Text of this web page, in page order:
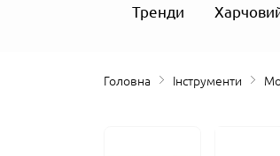
Тренди
Головна Інструменти